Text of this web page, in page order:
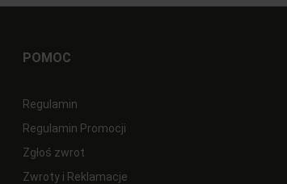
POMOC
Regulamin
Regulamin Promocji
Zgłoś zwrot
Zwroty i Reklamacje